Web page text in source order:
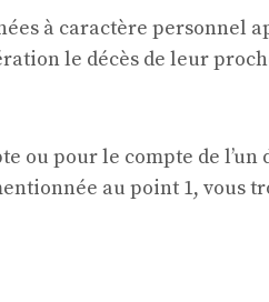
à caractère personnel
le décès de leur
ou pour le compte de l’un
au point 1, vous